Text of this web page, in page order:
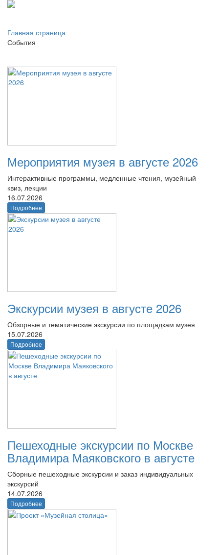
Главная страница
События
Мероприятия музея в августе 2026
Интерактивные программы, медленные чтения, музейный
квиз, лекции
16.07.2026
Подробнее
Экскурсии музея в августе 2026
Обзорные и тематические экскурсии по площадкам музея
15.07.2026
Подробнее
Пешеходные экскурсии по Москве
Владимира Маяковского в августе
Сборные пешеходные экскурсии и заказ индивидуальных
экскурсий
14.07.2026
Подробнее